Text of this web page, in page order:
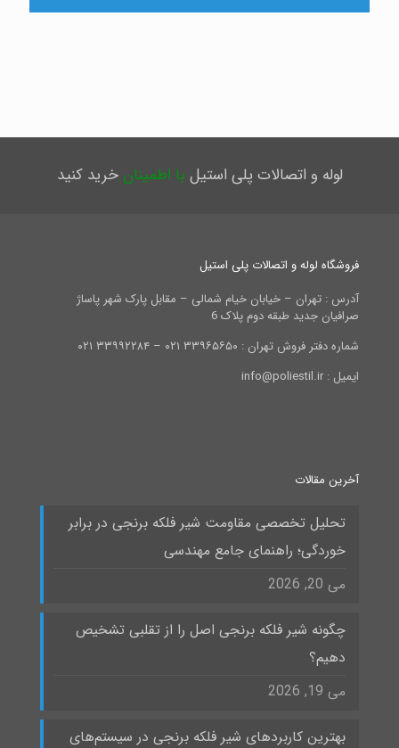
لوله و اتصالات پلی استیل با اطمینانخرید کنید
فروشگاه لوله و اتصالات پلی استیل
آدرس : تهران – خیابان خیام شمالی – مقابل پارک شهر پاساژ
صرافیان جدید طبقه دوم پلاک 6
شماره دفتر فروش تهران : ۳۳۹۶۵۶۵۰ ۰۲۱ – ۳۳۹۹۲۲۸۴ ۰۲۱
ایمیل : info@poliestil.ir
آخرین مقالات
تحلیل تخصصی مقاومت شیر فلکه برنجی در برابر
خوردگی؛ راهنمای جامع مهندسی
می 20, 2026
چگونه شیر فلکه برنجی اصل را از تقلبی تشخیص
دهیم؟
می 19, 2026
بهترین کاربردهای شیر فلکه برنجی در سیستم‌های